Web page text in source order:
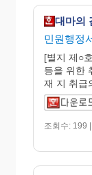
대마의
민원행정
[별지 제○
등을 위한
재 지 취급
조회수: 199